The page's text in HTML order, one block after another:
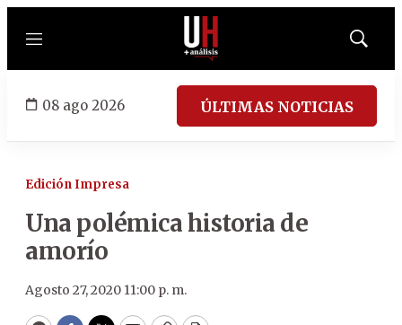
Menú
Mostrar
08 ago 2026 ÚLTIMAS NOTICIAS
Edición Impresa
Una polémica historia de
amorío
Agosto 27, 2020 11:00 p. m.